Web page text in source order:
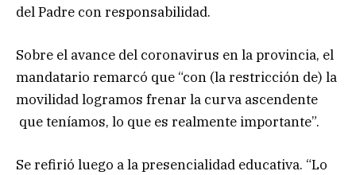
del Padre con responsabilidad.
Sobre el avance del coronavirus en la provincia, el
mandatario remarcó que “con (la restricción de) la
movilidad logramos frenar la curva ascendente
que teníamos, lo que es realmente importante”.
Se refirió luego a la presencialidad educativa. “Lo